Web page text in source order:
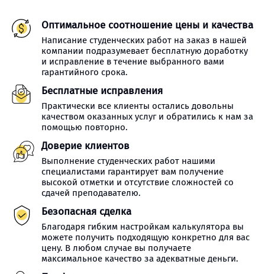
Оптимальное соотношение цены и качества
Написание студенческих работ на заказ в нашей
компании подразумевает бесплатную доработку
и исправление в течение выбранного вами
гарантийного срока.
Бесплатные исправления
Практически все клиенты остались довольны
качеством оказанных услуг и обратились к нам за
помощью повторно.
Доверие клиентов
Выполнение студенческих работ нашими
специалистами гарантирует вам получение
высокой отметки и отсутствие сложностей со
сдачей преподавателю.
Безопасная сделка
Благодаря гибким настройкам калькулятора вы
можете получить подходящую конкретно для вас
цену. В любом случае вы получаете
максимальное качество за адекватные деньги.